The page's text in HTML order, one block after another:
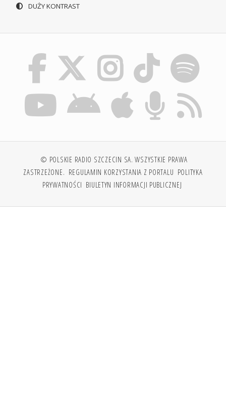
DUŻY KONTRAST
© POLSKIE RADIO SZCZECIN SA. WSZYSTKIE PRAWA
ZASTRZEŻONE. REGULAMIN KORZYSTANIA Z PORTALU POLITYKA
PRYWATNOŚCI BIULETYN INFORMACJI PUBLICZNEJ